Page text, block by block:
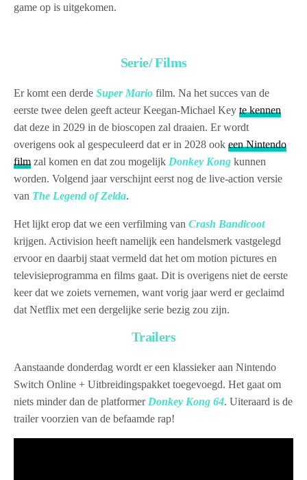
game op is uitgekomen.
Serie/ Films
Er komt een derde Super Mario film. Na het succes van de
eerste twee delen geeft acteur Keegan-Michael Keyte kennen
dat deze in 2029 in de bioscopen zal draaien. Er wordt
overigens ook al gespeculeerd dat er in 2028 ookeen Nintendo
film zal komen en dat zou mogelijk Donkey Kong kunnen
worden. Volgend jaar verschijnt eerst nog de live-action versie
van The Legend of Zelda.
Het lijkt erop dat we een verfilming vanCrash Bandicoot
krijgen. Activision heeft namelijk een handelsmerk vastgelegd
ervoor en daarbij staat vermeld dat het om motion pictures en
televisieprogramma en films gaat. Dit is overigens niet de eerste
keer dat we zoiets vernemen, want vorig jaar werd er geclaimd
dat Netflix met een dergelijke serie bezig zou zijn.
Trailers
Aanstaande donderdag wordt er een klassieker aan Nintendo
Switch Online + Uitbreidingspakket toegevoegd. Het gaat om
niets minder dan de platformer Donkey Kong 64. Uiteraard is de
trailer voorzien van de befaamde rap!